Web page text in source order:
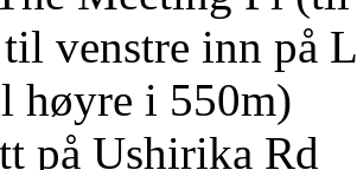
venstre inn på
høyre i 550m)
på Ushirika Rd